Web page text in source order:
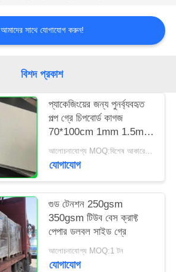
আমাদের সাথে যোগাযোগ করুন!
বিশদ প্রকাশ
প্যাকেজিংয়ের জন্য পুনর্ব্যবহৃত
পল্প গ্রে চিপবোর্ড কাগজ
70*100cm 1mm 1.5mm
2mm গ্রে কার্ডবোর্ড শীট
আলোচনাযোগ্য MOQ:বিশেষ আকারের জন্য 1 টন এবং মান মাপের জন্য 10 টন
যোগাযোগ
গুড টেনশন 250gsm
350gsm টিউব বেস ক্রাফ্ট
পেপার ডলবল সাইড গ্রে
আলোচনাযোগ্য MOQ:1 টন
যোগাযোগ